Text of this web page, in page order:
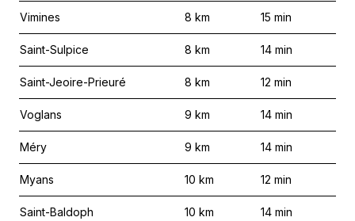
Vimines 8 km 15 min
Saint-Sulpice 8 km 14 min
Saint-Jeoire-Prieuré 8 km 12 min
Voglans 9 km 14 min
Méry 9 km 14 min
Myans 10 km 12 min
Saint-Baldoph 10 km 14 min